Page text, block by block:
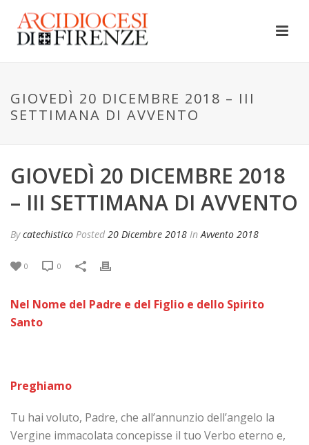
GIOVEDÌ 20 DICEMBRE 2018 – III
SETTIMANA DI AVVENTO
GIOVEDÌ 20 DICEMBRE 2018
– III SETTIMANA DI AVVENTO
Bycatechistico Posted 20 Dicembre 2018 InAvvento 2018
0 0
Nel Nome del Padre e del Figlio e dello Spirito
Santo
Preghiamo
Tu hai voluto, Padre, che all’annunzio dell’angelo la
Vergine immacolata concepisse il tuo Verbo eterno e,